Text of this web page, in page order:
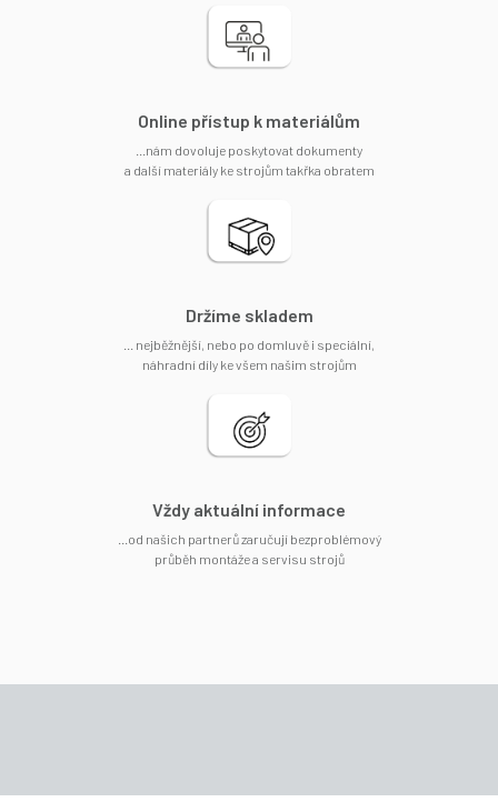
Online přístup k materiálům
...nám dovoluje poskytovat dokumenty
a další materiály ke strojům takřka obratem
Držíme skladem
... nejběžnější, nebo po domluvě i speciální,
náhradní díly ke všem našim strojům
Vždy aktuální informace
...od našich partnerů zaručují bezproblémový
průběh montáže a servisu strojů